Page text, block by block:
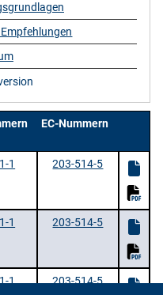
EC-Nummern
1 203-514-5
1 203-514-5
1 203-514-5